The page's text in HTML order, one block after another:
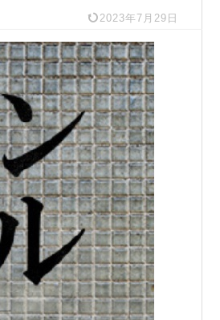
2023年7月29日